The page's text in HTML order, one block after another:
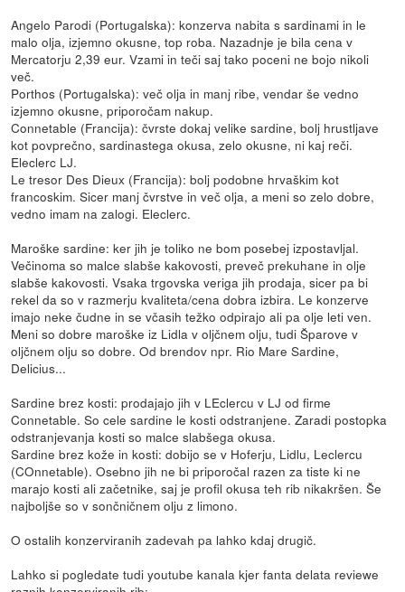
Angelo Parodi (Portugalska): konzerva nabita s sardinami in le
malo olja, izjemno okusne, top roba. Nazadnje je bila cena v
Mercatorju 2,39 eur. Vzami in teči saj tako poceni ne bojo nikoli
več.
Porthos (Portugalska): več olja in manj ribe, vendar še vedno
izjemno okusne, priporočam nakup.
Connetable (Francija): čvrste dokaj velike sardine, bolj hrustljave
kot povprečno, sardinastega okusa, zelo okusne, ni kaj reči.
Eleclerc LJ.
Le tresor Des Dieux (Francija): bolj podobne hrvaškim kot
francoskim. Sicer manj čvrstve in več olja, a meni so zelo dobre,
vedno imam na zalogi. Eleclerc.
Maroške sardine: ker jih je toliko ne bom posebej izpostavljal.
Večinoma so malce slabše kakovosti, preveč prekuhane in olje
slabše kakovosti. Vsaka trgovska veriga jih prodaja, sicer pa bi
rekel da so v razmerju kvaliteta/cena dobra izbira. Le konzerve
imajo neke čudne in se včasih težko odpirajo ali pa olje leti ven.
Meni so dobre maroške iz Lidla v oljčnem olju, tudi Šparove v
oljčnem olju so dobre. Od brendov npr. Rio Mare Sardine,
Delicius...
Sardine brez kosti: prodajajo jih v LEclercu v LJ od firme
Connetable. So cele sardine le kosti odstranjene. Zaradi postopka
odstranjevanja kosti so malce slabšega okusa.
Sardine brez kože in kosti: dobijo se v Hoferju, Lidlu, Leclercu
(COnnetable). Osebno jih ne bi priporočal razen za tiste ki ne
marajo kosti ali začetnike, saj je profil okusa teh rib nikakršen. Še
najboljše so v sončničnem olju z limono.
O ostalih konzerviranih zadevah pa lahko kdaj drugič.
Lahko si pogledate tudi youtube kanala kjer fanta delata reviewe